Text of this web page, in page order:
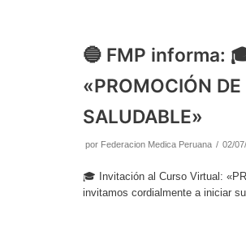
🔵 FMP informa:
«PROMOCIÓN
SALUDABLE»
por Federacion Medica Peruana 02/
🎓 Invitación al Curso Virtual:
invitamos cordialmente a iniciar